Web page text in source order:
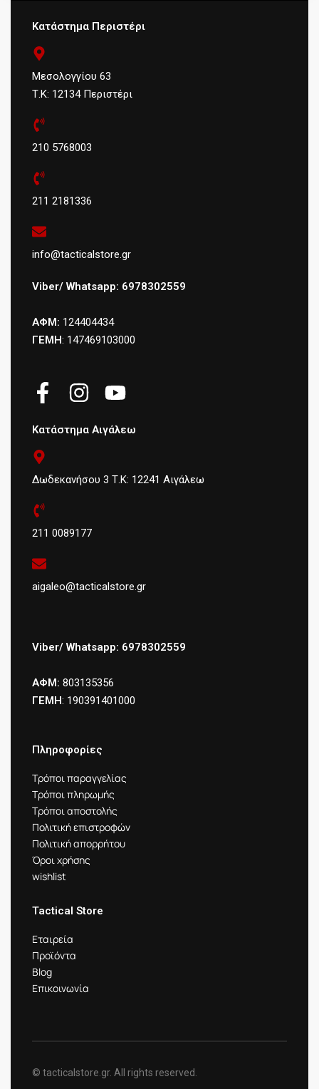
Κατάστημα Περιστέρι
Μεσολογγίου 63
Τ.Κ: 12134 Περιστέρι
210 5768003
211 2181336
info@tacticalstore.gr
Viber/ Whatsapp: 6978302559
ΑΦΜ: 124404434
ΓΕΜΗ: 147469103000
Κατάστημα Αιγάλεω
Δωδεκανήσου 3 Τ.Κ: 12241 Αιγάλεω
211 0089177
aigaleo@tacticalstore.gr
Viber/ Whatsapp: 6978302559
ΑΦΜ: 803135356
ΓΕΜΗ: 190391401000
Πληροφορίες
Τρόποι παραγγελίας
Τρόποι πληρωμής
Τρόποι αποστολής
Πολιτική επιστροφών
Πολιτική απορρήτου
Όροι χρήσης
wishlist
Tactical Store
Εταιρεία
Προϊόντα
Blog
Επικοινωνία
© tacticalstore.gr. All rights reserved.